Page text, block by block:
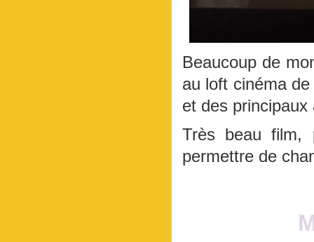
Beaucoup de
au loft cinéma
et des principaux
Très beau film,
permettre de